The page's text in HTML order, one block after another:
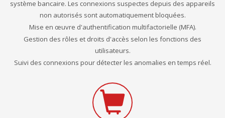
système bancaire. Les connexions suspectes depuis des appareils
non autorisés sont automatiquement bloquées.
Mise en œuvre d'authentification multifactorielle (MFA).
Gestion des rôles et droits d'accès selon les fonctions des
utilisateurs.
Suivi des connexions pour détecter les anomalies en temps réel.